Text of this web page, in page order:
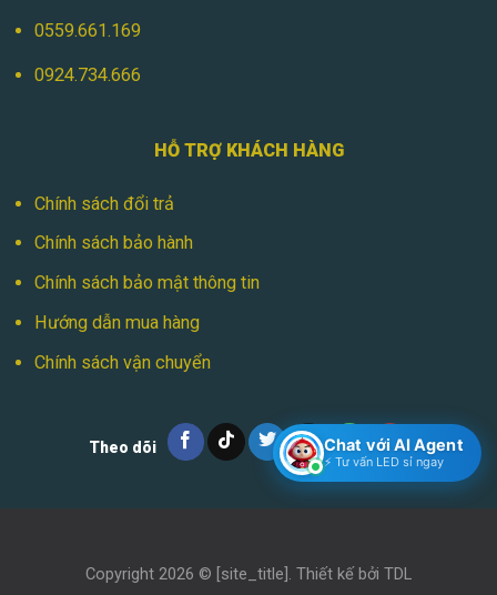
0559.661.169
0924.734.666
HỖ TRỢ KHÁCH HÀNG
Chính sách đổi trả
Chính sách bảo hành
Chính sách bảo mật thông tin
Hướng dẫn mua hàng
Chính sách vận chuyển
Theo dõi
Copyright 2026 © [site_title]. Thiết kế bởi TDL
Chat với AI Agent
⚡ Tư vấn LED sỉ ngay